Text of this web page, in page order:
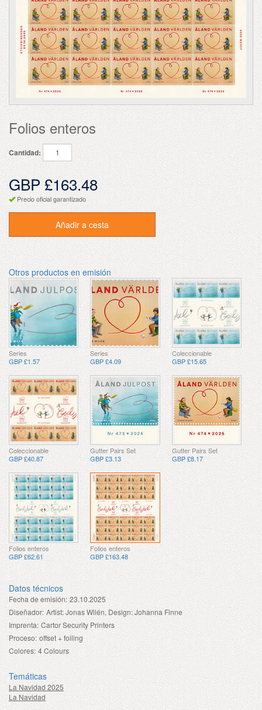
Folios enteros
Cantidad:
GBP £163.48
Precio oficial garantizado
Añadir a cesta
Otros productos en emisión
Series
GBP £1.57
Series
GBP £4.09
Coleccionable
GBP £15.65
Coleccionable
GBP £40.87
Gutter Pairs Set
GBP £3.13
Gutter Pairs Set
GBP £8.17
Folios enteros
GBP £62.61
Folios enteros
GBP £163.48
Datos técnicos
Fecha de emisión: 23.10.2025
Diseñador: Artist: Jonas Wilén, Design: Johanna Finne
Imprenta: Cartor Security Printers
Proceso: offset + foiling
Colores: 4 Colours
Temáticas
La Navidad 2025
La Navidad